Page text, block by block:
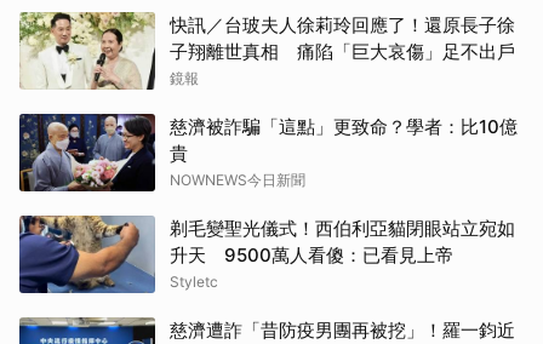
快訊／台玻夫人徐莉玲回應了！還原長子徐
子翔離世真相 痛陷「巨大哀傷」足不出戶
鏡報
慈濟被詐騙「這點」更致命？學者：比10億
貴
NOWNEWS今日新聞
剃毛變聖光儀式！西伯利亞貓閉眼站立宛如
升天 9500萬人看傻：已看見上帝
Styletc
慈濟遭詐「昔防疫男團再被挖」！羅一鈞近